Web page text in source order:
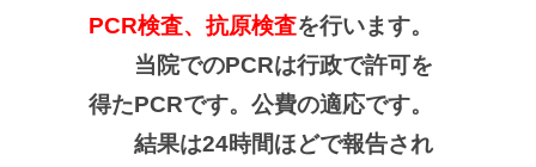
PCR検査、抗原検査を行います。
当院でのPCRは行政で許可を
得たPCRです。公費の適応です。
結果は24時間ほどで報告され